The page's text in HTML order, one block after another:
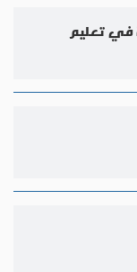
في تعليم